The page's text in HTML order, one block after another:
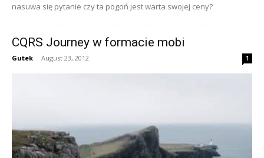
nasuwa się pytanie czy ta pogoń jest warta swojej ceny?
CQRS Journey w formacie mobi
Gutek - August 23, 2012 1